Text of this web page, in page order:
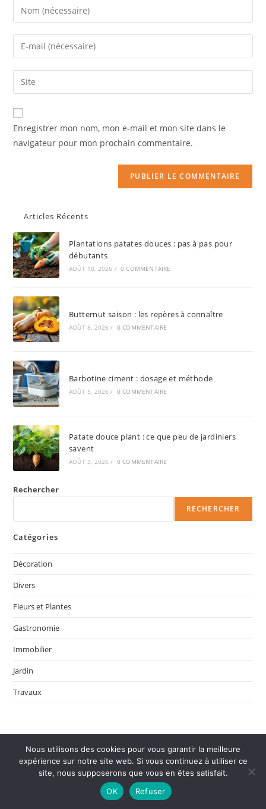
Enregistrer mon nom, mon e-mail et mon site dans le
navigateur pour mon prochain commentaire.
Articles Récents
Plantations patates douces : pas à pas pour
débutants
AOÛT 10, 2026 / 0 COMMENTAIRE
Butternut saison : les repères à connaître
AOÛT 8, 2026 / 0 COMMENTAIRE
Barbotine ciment : dosage et méthode
AOÛT 5, 2026 / 0 COMMENTAIRE
Patate douce plant : ce que peu de jardiniers
savent
AOÛT 3, 2026 / 0 COMMENTAIRE
Rechercher
RECHERCHER
Catégories
Décoration
Divers
Fleurs et Plantes
Gastronomie
Immobilier
Jardin
Travaux
Informations
Qui sommes-nous ?
Nous utilisons des cookies pour vous garantir la meilleure
expérience sur notre site web. Si vous continuez à utiliser ce
site, nous supposerons que vous en êtes satisfait.
OK
Refuser